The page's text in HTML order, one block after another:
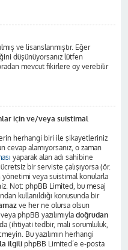
ve lisanslanmıştır. Eğer
düşünüyorsanız lütfen
mevcut fikirlere oy verebilir
için ve/veya suistimal
herhangi biri ile şikayetleriniz
alamıyorsanız, o zaman
yaparak alan adı sahibine
bir serviste çalışıyorsa (ör.
veya suistimal konularla
Not: phpBB Limited, bu mesaj
kullanıldığı konusunda bir
ve her ne olursa olsun
phpBB yazılımıyladoğrudan
(ihtiyati tedbir, mali sorumluluk,
Bu yazılımın herhangi
ilgili phpBB Limited’e e-posta